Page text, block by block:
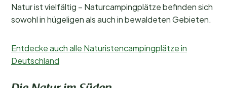
Natur ist vielfältig – Naturcampingplätze befinden sich
sowohl in hügeligen als auch in bewaldeten Gebieten.
Entdecke auch alle Naturistencampingplätze in
Deutschland